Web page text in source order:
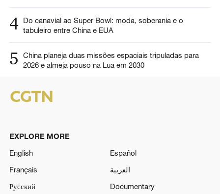
4 Do canavial ao Super Bowl: moda, soberania e o
tabuleiro entre China e EUA
5
China planeja duas missões espaciais tripuladas para
2026 e almeja pouso na Lua em 2030
EXPLORE MORE
English
Español
Français
العربية
Русский
Documentary